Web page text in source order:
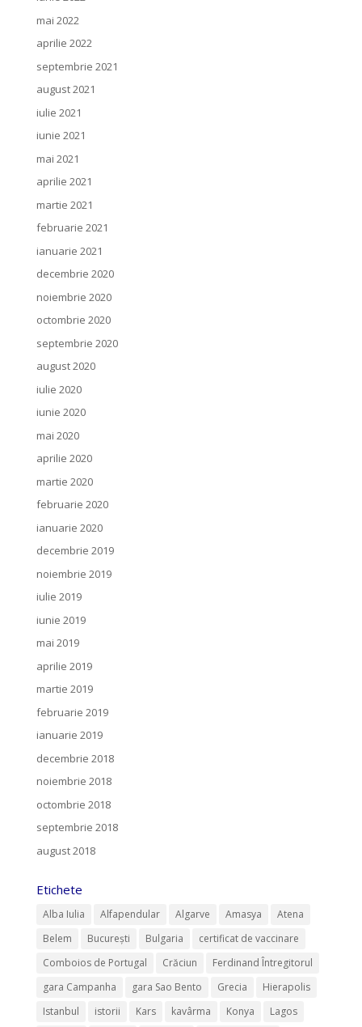
mai 2022
aprilie 2022
septembrie 2021
august 2021
iulie 2021
iunie 2021
mai 2021
aprilie 2021
martie 2021
februarie 2021
ianuarie 2021
decembrie 2020
noiembrie 2020
octombrie 2020
septembrie 2020
august 2020
iulie 2020
iunie 2020
mai 2020
aprilie 2020
martie 2020
februarie 2020
ianuarie 2020
decembrie 2019
noiembrie 2019
iulie 2019
iunie 2019
mai 2019
aprilie 2019
martie 2019
februarie 2019
ianuarie 2019
decembrie 2018
noiembrie 2018
octombrie 2018
septembrie 2018
august 2018
Etichete
Alba Iulia Alfapendular Algarve Amasya
Atena
Belem
București Bulgaria
certificat de vaccinare
Comboios de Portugal
Crăciun
Ferdinand Întregitorul
gara Campanha
gara Sao Bento Grecia
Hierapolis
Istanbul
istorii Kars kavârma Konya
Lagos